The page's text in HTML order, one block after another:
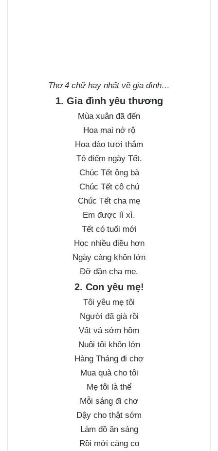
Thơ 4 chữ hay nhấtvề gia đình…
1. Gia đình yêu thương
Mùa xuân đã đến
Hoa mai nở rộ
Hoa đào tươi thắm
Tô điểm ngày Tết.
Chúc Tết ông bà
Chúc Tết cô chú
Chúc Tết cha mẹ
Em được lì xì.
Tết có tuổi mới
Học nhiều điều hơn
Ngày càng khôn lớn
Đỡ đần cha mẹ.
2. Con yêu mẹ!
Tôi yêu mẹ tôi
Người đã già rồi
Vất vả sớm hôm
Nuôi tôi khôn lớn
Hàng Tháng đi chợ
Mua quà cho tôi
Mẹ tôi là thế
Mỗi sáng đi chơ
Dậy cho thật sớm
Làm đồ ăn sáng
Rồi mới càng co